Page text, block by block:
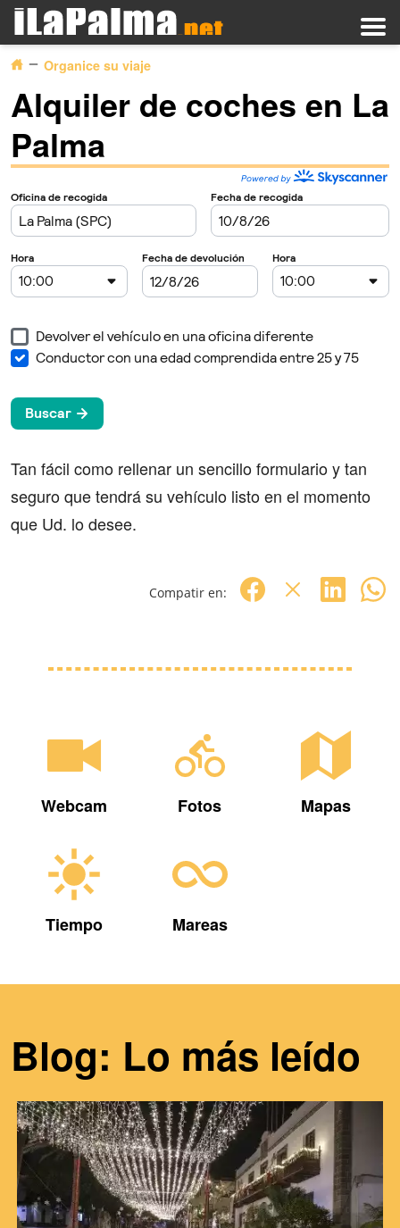
Organice su viaje
Alquiler de coches en La
Palma
Tan fácil como rellenar un sencillo formulario y tan
seguro que tendrá su vehículo listo en el momento
que Ud. lo desee.
Compatir en:
Webcam Fotos Mapas
Tiempo Mareas
Blog: Lo más leído